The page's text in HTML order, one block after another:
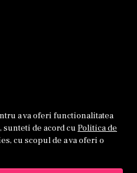
a va oferi functionalitatea
de acord cu Politica de
cu scopul de a va oferi o